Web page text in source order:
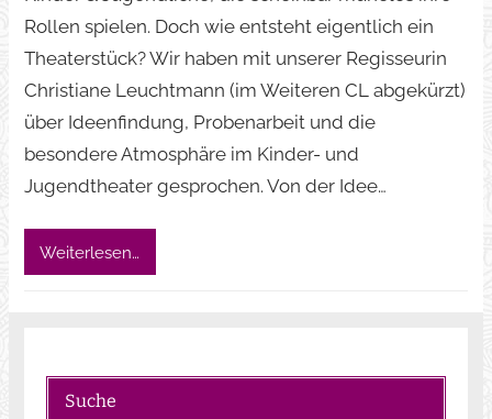
Rollen spielen. Doch wie entsteht eigentlich ein
Theaterstück? Wir haben mit unserer Regisseurin
Christiane Leuchtmann (im Weiteren CL abgekürzt)
über Ideenfindung, Probenarbeit und die
besondere Atmosphäre im Kinder- und
Jugendtheater gesprochen. Von der Idee…
Weiterlesen…
Suche